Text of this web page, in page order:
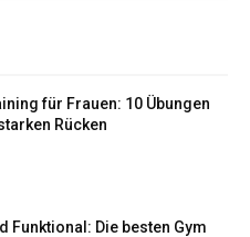
für Frauen: 10 Übungen
Rücken
Funktional: Die besten Gym